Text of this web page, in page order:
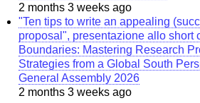
2 months 3 weeks ago
"Ten tips to write an appealing
proposal", presentazione allo short
Boundaries: Mastering Research
Strategies from a Global South
General Assembly 2026
2 months 3 weeks ago